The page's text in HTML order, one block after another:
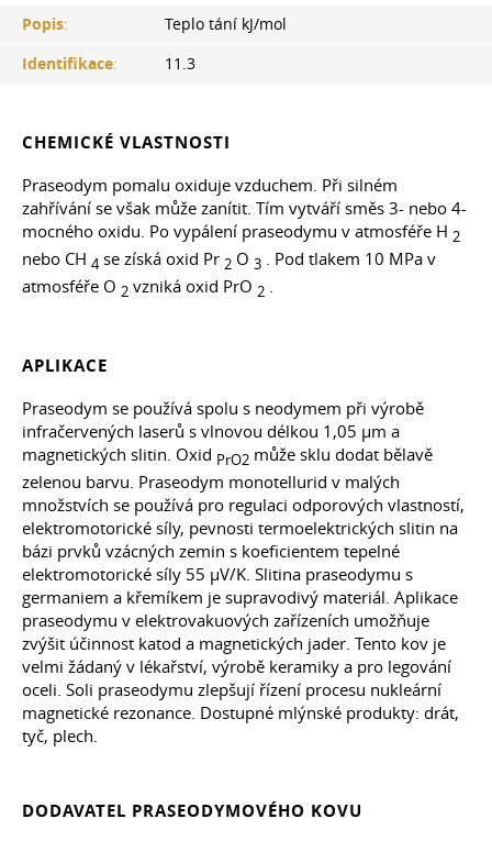
Popis:
Teplo tání kJ/mol
Identifikace: 11.3
CHEMICKÉ VLASTNOSTI
Praseodym pomalu oxiduje vzduchem. Při silném
zahřívání se však může zanítit. Tím vytváří směs 3- nebo 4-
mocného oxidu. Po vypálení praseodymu v atmosféře H 2
nebo CH 4 se získá oxid Pr 2 O 3 . Pod tlakem 10 MPa v
atmosféře O 2 vzniká oxid PrO 2 .
APLIKACE
Praseodym se používá spolu s neodymem při výrobě
infračervených laserů s vlnovou délkou 1,05 µm a
magnetických slitin. Oxid PrO2 může sklu dodat bělavě
zelenou barvu. Praseodym monotellurid v malých
množstvích se používá pro regulaci odporových vlastností,
elektromotorické síly, pevnosti termoelektrických slitin na
bázi prvků vzácných zemin s koeficientem tepelné
elektromotorické síly 55 µV/K. Slitina praseodymu s
germaniem a křemíkem je supravodivý materiál. Aplikace
praseodymu v elektrovakuových zařízeních umožňuje
zvýšit účinnost katod a magnetických jader. Tento kov je
velmi žádaný v lékařství, výrobě keramiky a pro legování
oceli. Soli praseodymu zlepšují řízení procesu nukleární
magnetické rezonance. Dostupné mlýnské produkty: drát,
tyč, plech.
DODAVATEL PRASEODYMOVÉHO KOVU